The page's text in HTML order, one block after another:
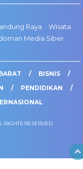
Raya
Wisata
Media Siber
BISNIS
PENDIDIKAN
RIGHTS RESERVED